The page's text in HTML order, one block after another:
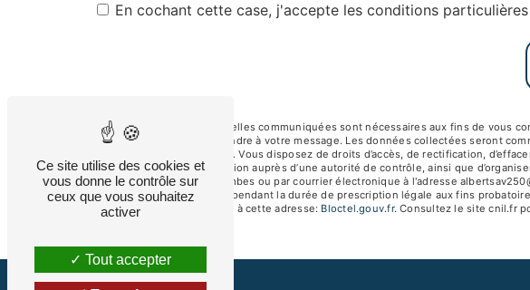
En cochant cette case, j'accepte les conditions
** Les données personnelles communiquées sont nécessaires aux fins de vous
dans le seul but de répondre à votre message. Les données collectées seront
albertsav250@gmail.com. Vous disposez de droits d’accès, de rectification,
d’introduire une réclamation auprès d’une autorité de contrôle, ainsi que
92250 La Garenne-Colombes ou par courrier électronique à l'adresse
de prise de contact puis pendant la durée de prescription légale aux fins
téléphonique, disponible à cette adresse:
Bloctel.gouv.fr. Consultez le site cnil.fr
Ce site utilise des cookies et
vous donne le contrôle sur
ceux que vous souhaitez
activer
Tout accepter